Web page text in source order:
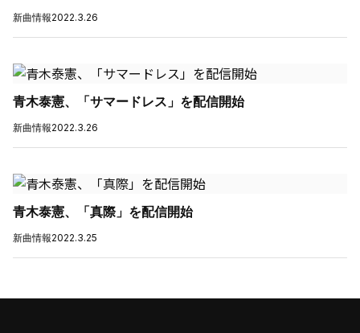
新曲情報2022.3.26
青木泰憲、「サマードレス」を配信開始
新曲情報2022.3.26
青木泰憲、「真際」を配信開始
新曲情報2022.3.25